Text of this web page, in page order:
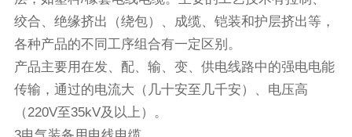
绞合、绝缘挤出（绕包）、成缆、铠装和护层挤出等，
各种产品的不同工序组合有一定区别。
产品主要用在发、配、输、变、供电线路中的强电电能
传输，通过的电流大（几十安至几千安）、电压高
（220V至35kV及以上）。